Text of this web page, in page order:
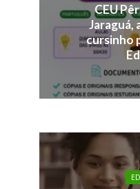
CEU
Jaraguá,
cursinho